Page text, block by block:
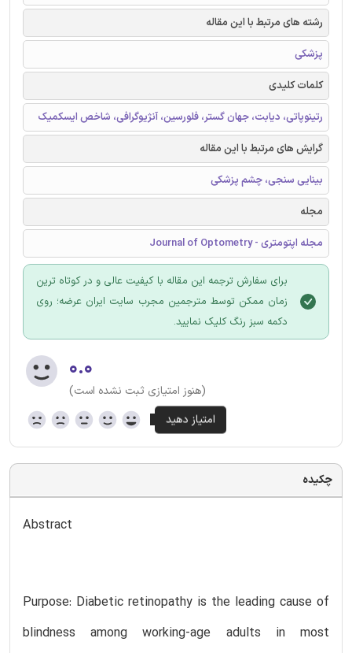
رشته های مرتبط با این مقاله
پزشکی
کلمات کلیدی
رتینوپاتی، دیابت، جهان گستر، فلورسین، آنژیوگرافی، شاخص ایسکمیک
گرایش های مرتبط با این مقاله
بینایی سنجی، چشم پزشکی
مجله
مجله اپتومتری - Journal of Optometry
برای سفارش ترجمه این مقاله با کیفیت عالی و در کوتاه ترین
زمان ممکن توسط مترجمین مجرب سایت ایران عرضه؛ روی
دکمه سبز رنگ کلیک نمایید.
۰.۰
(هنوز امتیازی ثبت نشده است)
چکیده
Abstract
Purpose: Diabetic retinopathy is the leading cause of
blindness among working-age adults in most